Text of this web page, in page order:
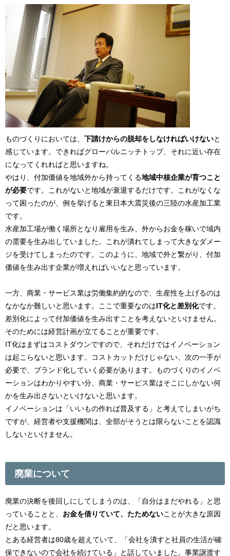
ものづくりにおいては、 下請けからの脱却をしなければいけないと
感じています。できればグローバルニッチトップ、それに近い存在
になってくれればと思いますね。
やはり、付加価値を地域外から持ってくる地域中核企業が育つこと
が必要です。これがないと地域が衰退するだけです。これがなくな
って困ったのが、例を挙げると東日本大震災後の三陸の水産加工業
です。
水産加工場が働く場所となり雇用を生み、外からお金を稼いで域内
の需要を生み出していました。これが潰れてしまって大きなダメー
ジを受けてしまったのです。このように、地域で外と繋がり、付加
価値を生み出す企業が増えればいいなと思っています。
一方、商業・サービス業は労働集約的なので、生産性を上げるのは
なかなか難しいと思います。ここで重要なのはIT化と差別化です。
差別化によって付加価値を生み出すことを考えないといけません。
そのためには経営計画が立てることが重要です。
IT化はまずはコストダウンですので、それだけではイノベーション
は起こらないと思います。コストカットだけじゃない、次の一手が
必要で、ブランド化していく必要があります。ものづくりのイノベ
ーションはわかりやすい分、商業・サービス業はそこにしかない何
かを生み出さないといけないと思います。
イノベーションは「いいもの作れば普及する」と考えてしまいがち
ですが、経営者や支援機関は、全部がそうとは限らないことを認識
しないといけません。
廃業について
廃業の決断を後回しにしてしまうのは、「自分はまだやれる」と思
っていることと、 お金を借りていて、たためない ことが大きな原因
だと思います。
とある経営者は80歳を超えていて、「会社を潰すと社員の生活が確
保できないので会社を続けている」と話していました。事業譲渡す